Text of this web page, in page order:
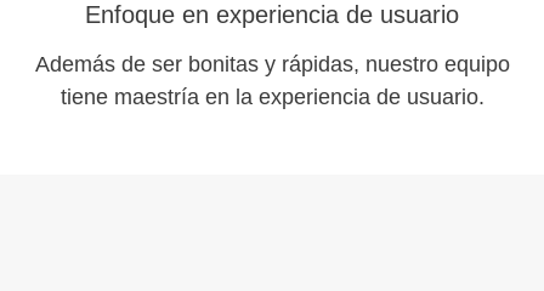
Enfoque en experiencia de usuario
Además de ser bonitas y rápidas, nuestro equipo
tiene maestría en la experiencia de usuario.